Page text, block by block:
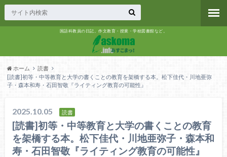
国語科教員の日記。作文教育・授業・学校図書館など。
ホーム
読書
[読書]初等・中等教育と大学の書くことの教育を架橋する本。松下佳代・川地亜弥
子・森本和寿・石田智敬『ライティング教育の可能性』
2025.10.05 読書
[読書]初等・中等教育と大学の書くことの教育
を架橋する本。松下佳代・川地亜弥子・森本和
寿・石田智敬『ライティング教育の可能性』